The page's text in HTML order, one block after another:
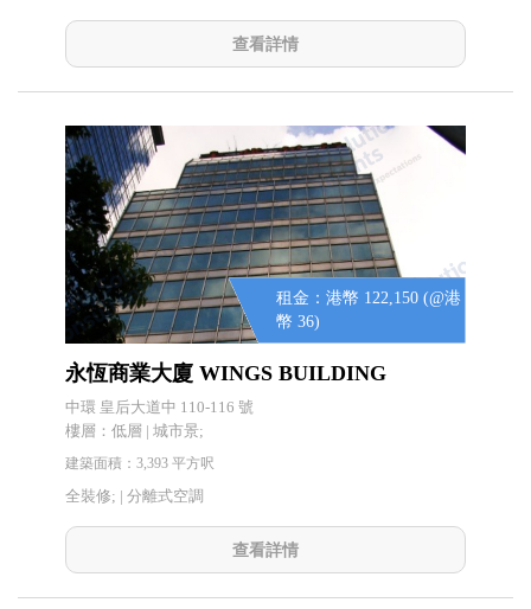
查看詳情
租金：港幣 122,150 (@港
幣 36)
永恆商業大廈 WINGS BUILDING
中環 皇后大道中 110-116 號
樓層：低層 | 城市景;
建築面積：3,393 平方呎
全裝修; | 分離式空調
查看詳情